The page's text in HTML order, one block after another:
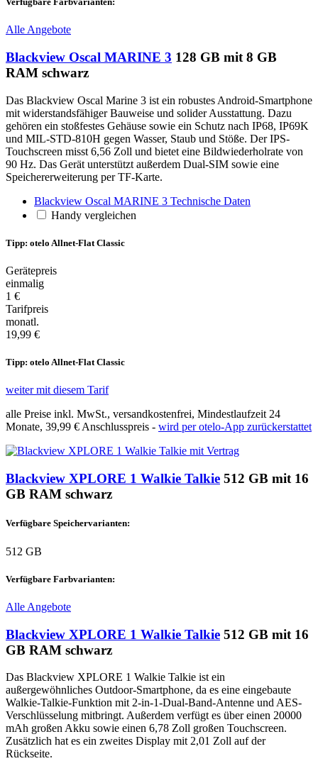
Alle Angebote
Blackview Oscal MARINE 3 128 GB mit 8 GB
RAM schwarz
Das Blackview Oscal Marine 3 ist ein robustes Android-Smartphone
mit widerstandsfähiger Bauweise und solider Ausstattung. Dazu
gehören ein stoßfestes Gehäuse sowie ein Schutz nach IP68, IP69K
und MIL-STD-810H gegen Wasser, Staub und Stöße. Der IPS-
Touchscreen misst 6,56 Zoll und bietet eine Bildwiederholrate von
90 Hz. Das Gerät unterstützt außerdem Dual-SIM sowie eine
Speichererweiterung per TF-Karte.
Blackview Oscal MARINE 3 Technische Daten
Handy vergleichen
Tipp: otelo Allnet-Flat Classic
Gerätepreis
einmalig
1 €
Tarifpreis
monatl.
19,99 €
Tipp: otelo Allnet-Flat Classic
weiter mit diesem Tarif
alle Preise inkl. MwSt., versandkostenfrei, Mindestlaufzeit 24
Monate, 39,99 €Anschlusspreis - wird per otelo-App zurückerstattet
Blackview XPLORE 1 Walkie Talkie 512 GB mit 16
GB RAM schwarz
Verfügbare Speichervarianten:
512 GB
Verfügbare Farbvarianten:
Alle Angebote
Blackview XPLORE 1 Walkie Talkie 512 GB mit 16
GB RAM schwarz
Das Blackview XPLORE 1 Walkie Talkie ist ein
außergewöhnliches Outdoor-Smartphone, da es eine eingebaute
Walkie-Talkie-Funktion mit 2-in-1-Dual-Band-Antenne und AES-
Verschlüsselung mitbringt. Außerdem verfügt es über einen 20000
mAh großen Akku sowie einen 6,78 Zoll großen Touchscreen.
Zusätzlich hat es ein zweites Display mit 2,01 Zoll auf der
Rückseite.